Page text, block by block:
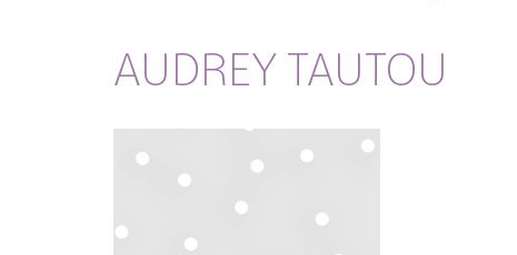
AUDREY TAUTOU